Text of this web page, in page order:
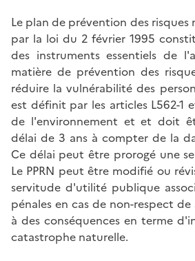
Le plan de prévention des risques
par la loi du 2 février 1995
des instruments essentiels de
matière de prévention des
réduire la vulnérabilité des
est définit par les articles L562-1
de l'environnement et et doit
délai de 3 ans à compter de la
Ce délai peut être prorogé une
Le PPRN peut être modifié ou
servitude d'utilité publique
pénales en cas de non-respect
à des conséquences en terme
catastrophe naturelle.